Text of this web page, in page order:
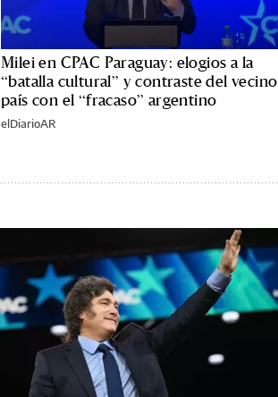
Milei en CPAC Paraguay: elogios a la
“batalla cultural” y contraste del vecino
país con el “fracaso” argentino
elDiarioAR